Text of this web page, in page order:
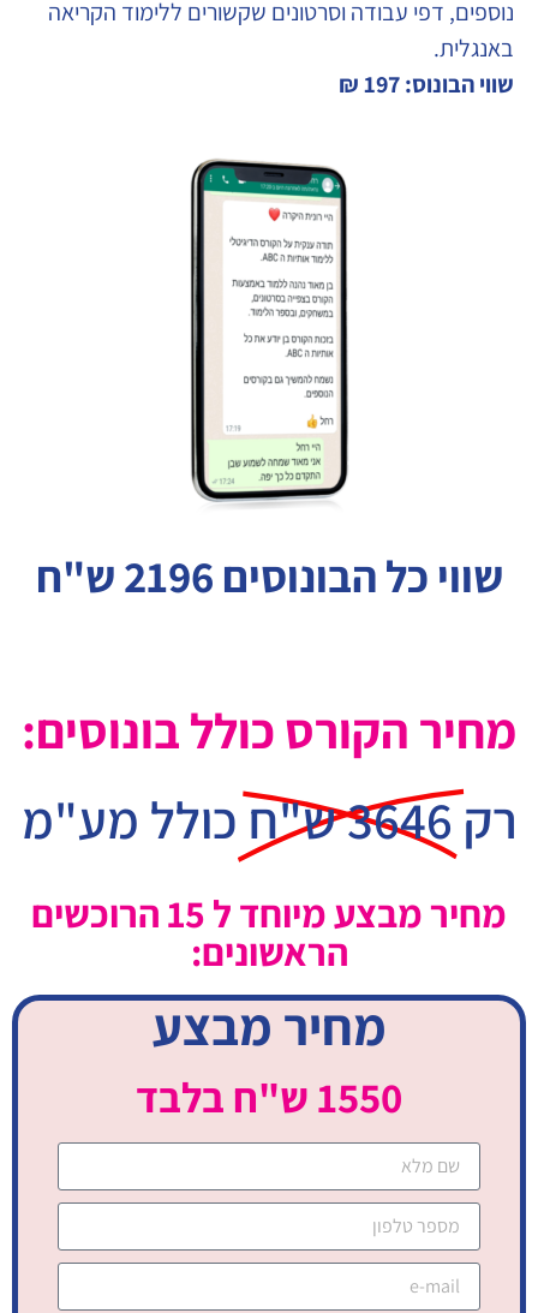
נוספים, דפי עבודה וסרטונים שקשורים ללימוד הקריאה
באנגלית.
שווי הבונוס: 197 ₪
שווי כל הבונוסים 2196 ש"ח
מחיר הקורס כולל בונוסים:
רק3646 ש"ח כולל מע"מ
מחיר מבצע מיוחד ל 15 הרוכשים
הראשונים:
מחיר מבצע
1550 ש"ח בלבד